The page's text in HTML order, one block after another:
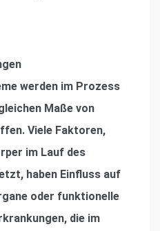
werden im Prozess
Maße von
Viele Faktoren,
im Lauf des
haben Einfluss auf
oder funktionelle
die im